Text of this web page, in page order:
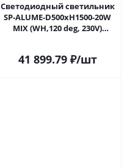
Светодиодный светильник
SP-ALUME-D500xH1500-20W
MIX (WH,120 deg, 230V)
41 899.79₽/шт